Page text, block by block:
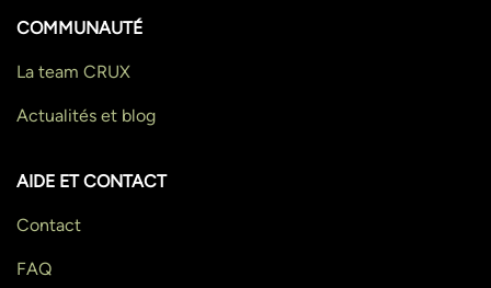
COMMUNAUTÉ
La team CRUX
Actualités et blog
AIDE ET CONTACT
Contact
FAQ